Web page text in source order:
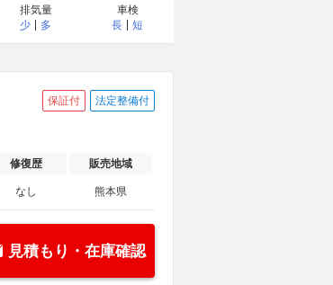
排気量
少
多
車検
長
短
保証付 法定整備付
修復歴 販売地域
なし 熊本県
見積もり・在庫確認